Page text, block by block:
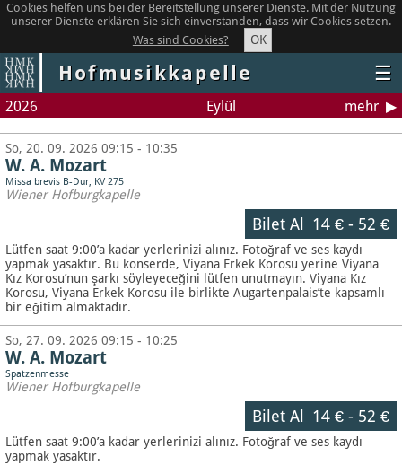
Cookies helfen uns bei der Bereitstellung unserer Dienste. Mit der Nutzung
unserer Dienste erklären Sie sich einverstanden, dass wir Cookies setzen.
Was sind Cookies?
OK
Hofmusikkapelle ☰
2026 Eylül mehr
So, 20. 09. 2026 09:15 - 10:35
W. A. Mozart
Missa brevis B-Dur, KV 275
Wiener Hofburgkapelle
Bilet Al 14 €- 52 €
Lütfen saat 9:00’a kadar yerlerinizi alınız. Fotoğraf ve ses kaydı
yapmak yasaktır. Bu konserde, Viyana Erkek Korosu yerine Viyana
Kız Korosu’nun şarkı söyleyeceğini lütfen unutmayın. Viyana Kız
Korosu, Viyana Erkek Korosu ile birlikte Augartenpalais’te kapsamlı
bir eğitim almaktadır.
So, 27. 09. 2026 09:15 - 10:25
W. A. Mozart
Spatzenmesse
Wiener Hofburgkapelle
Bilet Al 14 €- 52 €
Lütfen saat 9:00’a kadar yerlerinizi alınız. Fotoğraf ve ses kaydı
yapmak yasaktır.